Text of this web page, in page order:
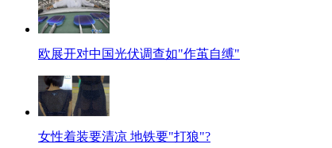
欧展开对中国光伏调查如"作茧自缚"
女性着装要清凉 地铁要"打狼"?